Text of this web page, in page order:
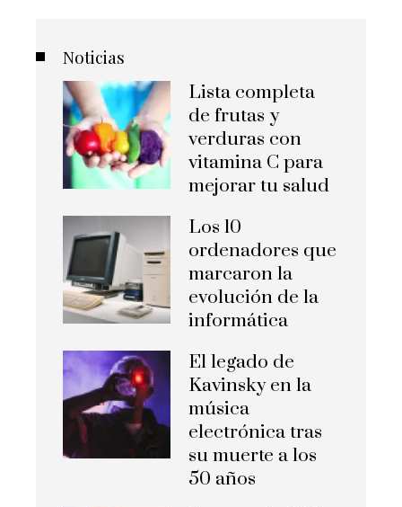
Noticias
Lista completa
de frutas y
verduras con
vitamina C para
mejorar tu salud
Los 10
ordenadores que
marcaron la
evolución de la
informática
El legado de
Kavinsky en la
música
electrónica tras
su muerte a los
50 años